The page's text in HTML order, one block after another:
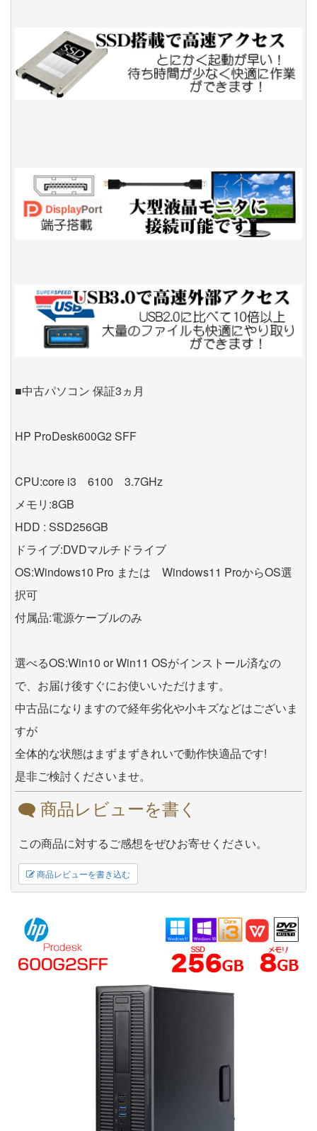
■中古パソコン 保証3ヵ月
HP ProDesk600G2 SFF
CPU:core i3 6100 3.7GHz
メモリ:8GB
HDD : SSD256GB
ドライブ:DVDマルチドライブ
OS:Windows10 Pro または Windows11 ProからOS選
択可
付属品:電源ケーブルのみ
選べるOS:Win10 or Win11 OSがインストール済なの
で、お届け後すぐにお使いいただけます。
中古品になりますので経年劣化や小キズなどはございま
すが
全体的な状態はまずまずきれいで動作快適品です!
是非ご検討くださいませ。
商品レビューを書く
この商品に対するご感想をぜひお寄せください。
商品レビューを書き込む